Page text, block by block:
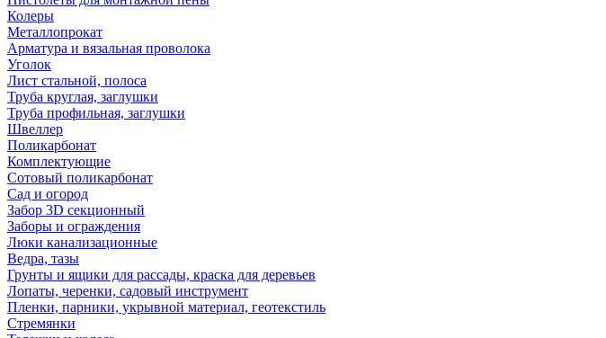
Колеры
Металлопрокат
Арматура и вязальная проволока
Уголок
Лист стальной, полоса
Труба круглая, заглушки
Труба профильная, заглушки
Швеллер
Поликарбонат
Комплектующие
Сотовый поликарбонат
Сад и огород
Забор 3D секционный
Заборы и ограждения
Люки канализационные
Ведра, тазы
Грунты и ящики для рассады, краска для деревьев
Лопаты, черенки, садовый инструмент
Пленки, парники, укрывной материал, геотекстиль
Стремянки